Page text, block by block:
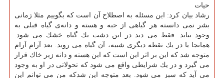
حیات
رشاد بیان كرد: این مسئله به اصطلاح آن است كه بگوییم مثلا زمانی
بشر نمی دانسته هر گیاهی از حبه و هسته و دانه‌ی گیاه قبلی به
وجود بیاید. فقط می دید در این دشت یك گیاه خشك می شود.
همانجا یا در یك نقطه دیگری شبیه، آن گیاه می روید. بعد آرام آرام
متوجه شد كه این بر اثر این است كه این هسته و دانه زیر خاك قرار
می گیرد و در یك شرایطی واقع می شود كه تحولاتی در او به وجود
می آید كه سبز می شود. بعد متوجه این شدكه من می توانم این